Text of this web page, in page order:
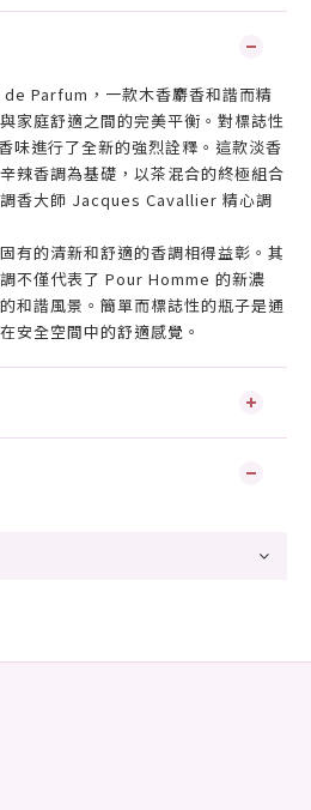
Parfum，一款木香麝香和諧而精
家庭舒適之間的完美平衡。對標誌性
味進行了全新的強烈詮釋。這款淡香
辣香調為基礎，以茶混合的終極組合
香大師 Jacques Cavallier 精心調
有的清新和舒適的香調​​相得益彰。其
不僅代表了 Pour Homme 的新濃
和諧風景。簡單而標誌性的瓶子是通
安全空間中的舒適感覺。